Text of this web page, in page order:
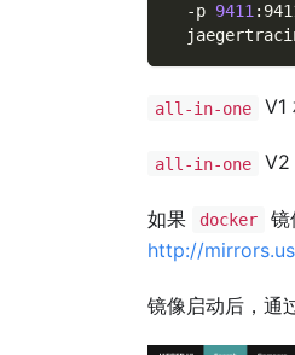
-p 9411
all-in-one V1
all-in-one V2
如果 docker 镜
http://
镜像启动后，通